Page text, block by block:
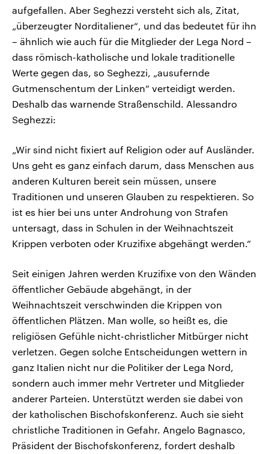
aufgefallen. Aber Seghezzi versteht sich als, Zitat,
„überzeugter Norditaliener“, und das bedeutet für ihn
– ähnlich wie auch für die Mitglieder der Lega Nord –
dass römisch-katholische und lokale traditionelle
Werte gegen das, so Seghezzi, „ausufernde
Gutmenschentum der Linken“ verteidigt werden.
Deshalb das warnende Straßenschild. Alessandro
Seghezzi:
„Wir sind nicht fixiert auf Religion oder auf Ausländer.
Uns geht es ganz einfach darum, dass Menschen aus
anderen Kulturen bereit sein müssen, unsere
Traditionen und unseren Glauben zu respektieren. So
ist es hier bei uns unter Androhung von Strafen
untersagt, dass in Schulen in der Weihnachtszeit
Krippen verboten oder Kruzifixe abgehängt werden.“
Seit einigen Jahren werden Kruzifixe von den Wänden
öffentlicher Gebäude abgehängt, in der
Weihnachtszeit verschwinden die Krippen von
öffentlichen Plätzen. Man wolle, so heißt es, die
religiösen Gefühle nicht-christlicher Mitbürger nicht
verletzen. Gegen solche Entscheidungen wettern in
ganz Italien nicht nur die Politiker der Lega Nord,
sondern auch immer mehr Vertreter und Mitglieder
anderer Parteien. Unterstützt werden sie dabei von
der katholischen Bischofskonferenz. Auch sie sieht
christliche Traditionen in Gefahr. Angelo Bagnasco,
Präsident der Bischofskonferenz, fordert deshalb